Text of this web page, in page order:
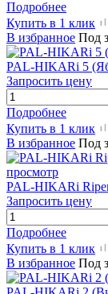
Подробнее
Купить в 1 клик
В избранное Под
PAL-HIKARi 5
Запросить цену
Подробнее
Купить в 1 клик
В избранное Под
просмотр
PAL-HIKARi
Запросить цену
Подробнее
Купить в 1 клик
В избранное Под